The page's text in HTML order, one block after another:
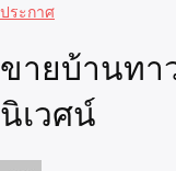
ประกาศ
ขายบ้านทา
นิเวศน์